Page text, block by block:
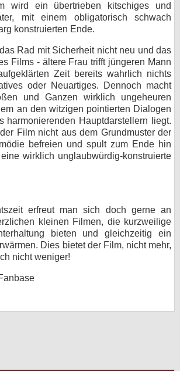
wird ein übertrieben kitschiges und
mit einem obligatorisch schwach
konstruierten Ende.
Rad mit Sicherheit nicht neu und das
Films - ältere Frau trifft jüngeren Mann
Zeit bereits wahrlich nichts
oder Neuartiges. Dennoch macht
und Ganzen wirklich ungeheuren
an den witzigen pointierten Dialogen
harmonierenden Hauptdarstellern liegt.
Film nicht aus dem Grundmuster der
befreien und spult zum Ende hin
wirklich unglaubwürdig-konstruierte
erfreut man sich doch gerne an
kleinen Filmen, die kurzweilige
bieten und gleichzeitig ein
Dies bietet der Film, nicht mehr,
nicht weniger!